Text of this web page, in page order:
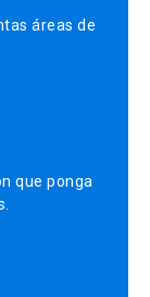
áreas de
que ponga